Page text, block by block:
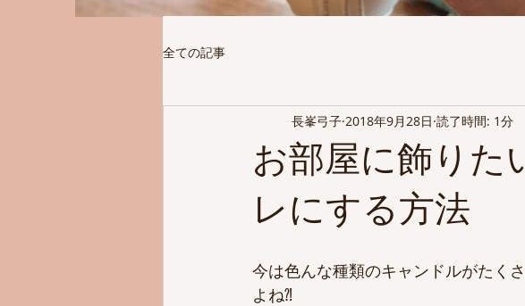
全ての記事
お部屋に飾りた
レにする方法
長峯弓子 2018年9月28日 読了時間: 1分
今は色んな種類のキャンドルがたく
よね⁈